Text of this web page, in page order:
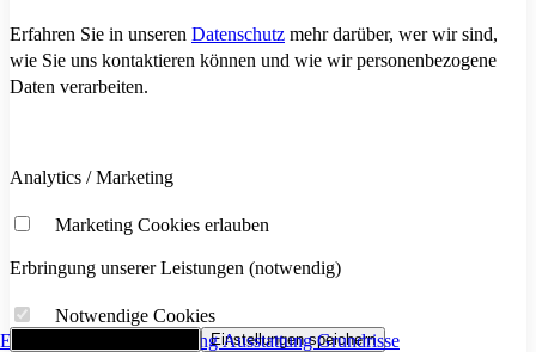
Eckdaten FlächenaufstellungAusstattungGrundrisse
Erfahren Sie in unseren Datenschutz mehr darüber, wer wir sind,
wie Sie uns kontaktieren können und wie wir personenbezogene
Daten verarbeiten.
Analytics / Marketing
Marketing Cookies erlauben
Erbringung unserer Leistungen (notwendig)
Notwendige Cookies
Einstellungen speichern